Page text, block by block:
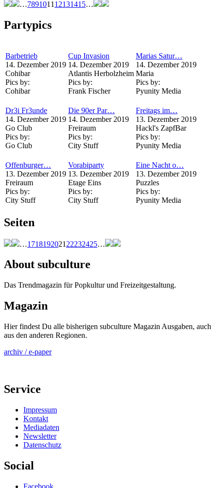
…7891011 12131415…
Partypics
Barbetrieb
14. Dezember 2019
Cohibar
Pics by:
Cohibar
Cup Invasion
14. Dezember 2019
Atlantis Herbolzheim
Pics by:
Frank Fischer
Marias Satur…
14. Dezember 2019
Maria
Pics by:
Pyunity Media
Dr3i Fr3unde
14. Dezember 2019
Go Club
Pics by:
Go Club
Die 90er Par…
14. Dezember 2019
Freiraum
Pics by:
City Stuff
Freitags im…
13. Dezember 2019
Hackl's ZapfBar
Pics by:
Pyunity Media
Offenburger…
13. Dezember 2019
Freiraum
Pics by:
City Stuff
Vorabiparty
13. Dezember 2019
Etage Eins
Pics by:
City Stuff
Eine Nacht o…
13. Dezember 2019
Puzzles
Pics by:
Pyunity Media
Seiten
…1718192021 22232425…
About subculture
Das Trendmagazin für Popkultur und Freizeitgestaltung.
Magazin
Hier findest Du alle bisherigen subculture Magazin Ausgaben, auch
aus den anderen Regionen.
archiv / e-paper
Service
Impressum
Kontakt
Mediadaten
Newsletter
Datenschutz
Social
Facebook